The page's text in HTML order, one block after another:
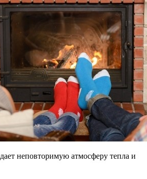
неповторимую атмосферу тепла и